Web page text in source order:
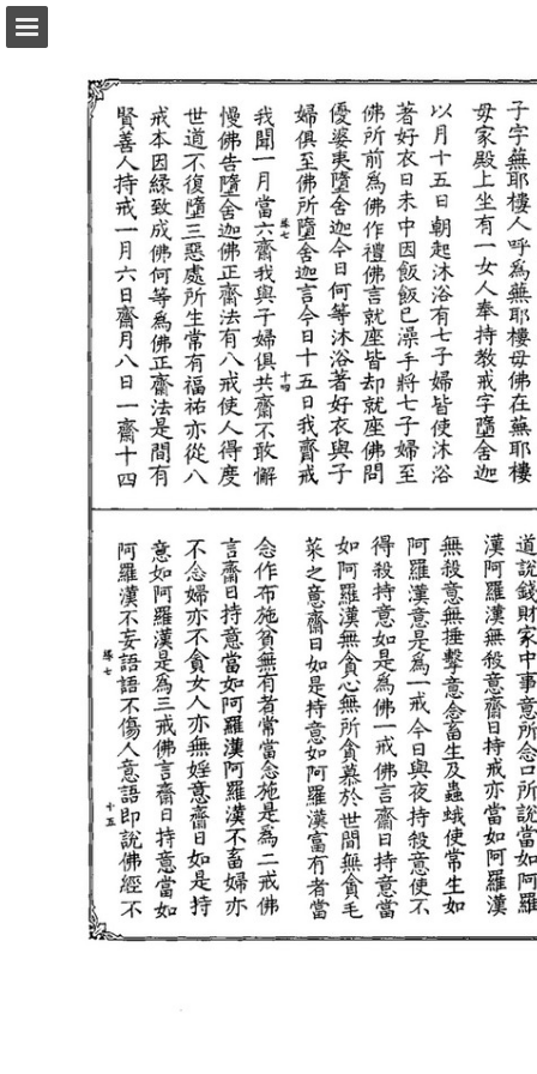
以PDF格式下載
報告出版
Powered by Publitas